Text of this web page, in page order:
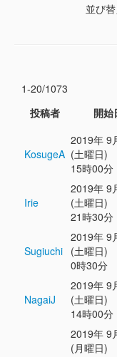
並び
1-20/1073
投稿者
開始
KosugeA
2019年 9
(土曜日)
15時00分
Irie
2019年 9
(土曜日)
21時30分
Sugiuchi
2019年 9
(土曜日)
0時30分
NagaiJ
2019年 9
(土曜日)
14時00分
2019年 9
(月曜日)